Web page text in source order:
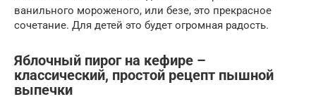
ванильного мороженого, или безе, это прекрасное
сочетание. Для детей это будет огромная радость.
Яблочный пирог на кефире –
классический, простой рецепт пышной
выпечки